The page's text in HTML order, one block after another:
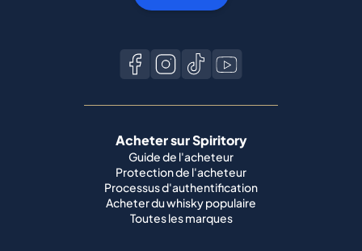
Acheter sur Spiritory
Guide de l'acheteur
Protection de l'acheteur
Processus d'authentification
Acheter du whisky populaire
Toutes les marques